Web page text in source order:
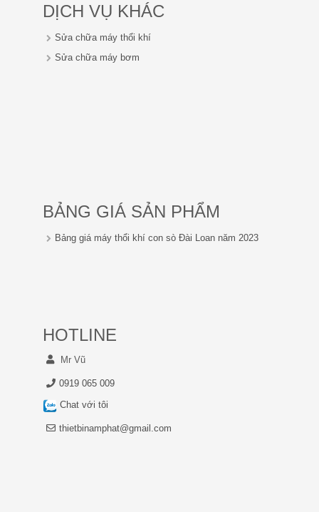
DỊCH VỤ KHÁC
Sửa chữa máy thổi khí
Sửa chữa máy bơm
BẢNG GIÁ SẢN PHẨM
Bảng giá máy thổi khí con sò Đài Loan năm 2023
HOTLINE
Mr Vũ
0919 065 009
Chat với tôi
thietbinamphat@gmail.com